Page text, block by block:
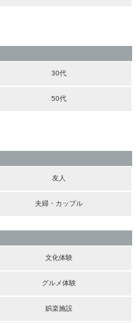
30代
50代
友人
夫婦・カップル
文化体験
グルメ体験
娯楽施設